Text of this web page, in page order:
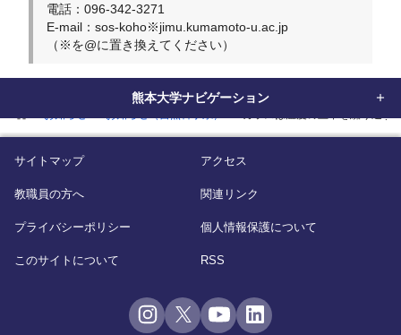
電話：096-342-3271
E-mail：sos-koho※jimu.kumamoto-u.ac.jp
（※を@に置き換えてください）
熊本大学ナビゲーション
サイトマップ アクセス
教職員の方へ 関連リンク
プライバシーポリシー 個人情報保護について
このサイトについて RSS